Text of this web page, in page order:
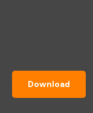
Download